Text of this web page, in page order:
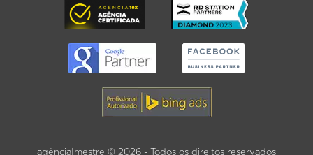
agência|mestre © 2026 - Todos os direitos reservados